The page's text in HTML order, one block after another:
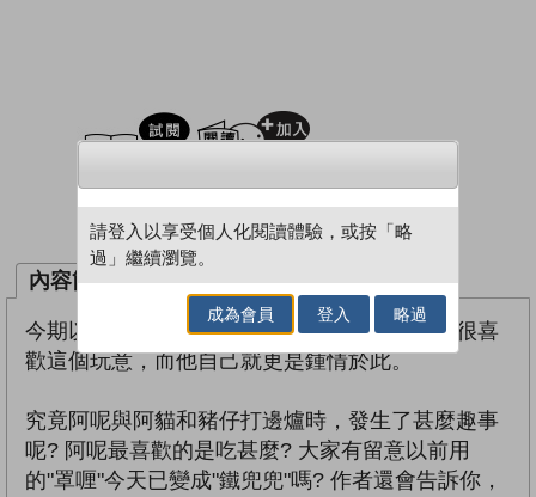
試閲
借閱實體書
內容簡介 作者簡介
今期以打邊爐為主題，皆因作者留意到香港人很喜
歡這個玩意，而他自己就更是鍾情於此。
究竟阿呢與阿貓和豬仔打邊爐時，發生了甚麼趣事
呢? 阿呢最喜歡的是吃甚麼? 大家有留意以前用
的"罩喱"今天已變成"鐵兜兜"嗎? 作者還會告訴你，
請登入以享受個人化閱讀體驗，或按「略
過」繼續瀏覽。
成為會員 登入 略過